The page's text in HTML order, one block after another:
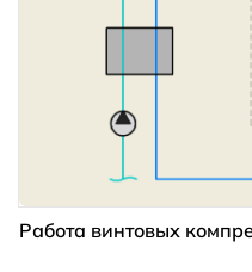
Работа винтовых